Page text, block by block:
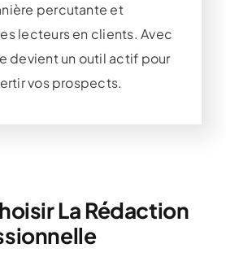
percutante et
lecteurs en clients. Avec
devient un outil actif pour
vos prospects.
La Rédaction